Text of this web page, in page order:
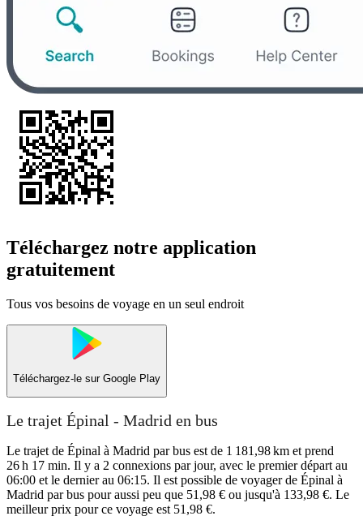
Téléchargez notre application
gratuitement
Tous vos besoins de voyage en un seul endroit
Téléchargez-le sur Google Play
Le trajet Épinal - Madrid en bus
Le trajet de Épinal à Madrid par bus est de 1 181,98 km et prend
26 h 17 min. Il y a 2 connexions par jour, avec le premier départ au
06:00 et le dernier au 06:15. Il est possible de voyager de Épinal à
Madrid par bus pour aussi peu que 51,98 € ou jusqu'à 133,98 €. Le
meilleur prix pour ce voyage est 51,98 €.